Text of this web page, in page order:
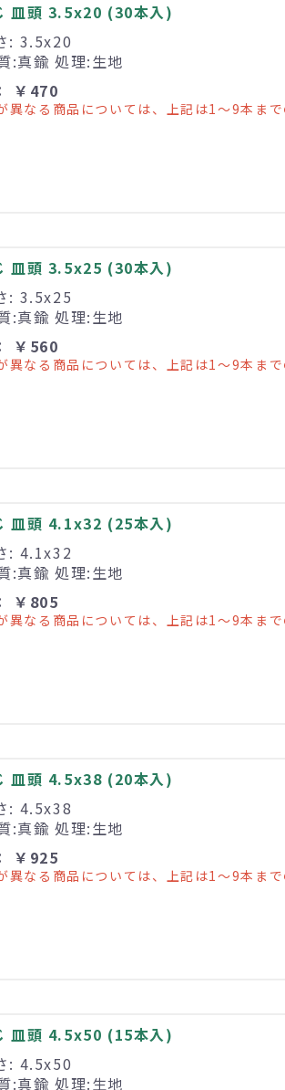
皿頭 3.5x20 (30本入)
: 3.5x20
:真鍮 処理:生地
￥470
異なる商品については、上記は1～9本まで
皿頭 3.5x25 (30本入)
: 3.5x25
:真鍮 処理:生地
￥560
異なる商品については、上記は1～9本まで
皿頭 4.1x32 (25本入)
: 4.1x32
:真鍮 処理:生地
￥805
異なる商品については、上記は1～9本まで
皿頭 4.5x38 (20本入)
: 4.5x38
:真鍮 処理:生地
￥925
異なる商品については、上記は1～9本まで
皿頭 4.5x50 (15本入)
: 4.5x50
:真鍮 処理:生地